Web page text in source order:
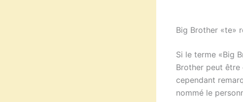
Big Brother «te»
Si le terme «Big
Brother peut être
cependant
nommé le